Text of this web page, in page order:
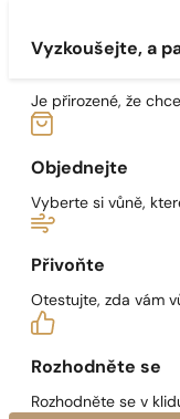
Vyzkoušejte, a
Je přirozené, že
Objednejte
Vyberte si vůně,
Přivoňte
Otestujte, zda vám
Rozhodněte se
Rozhodněte se v